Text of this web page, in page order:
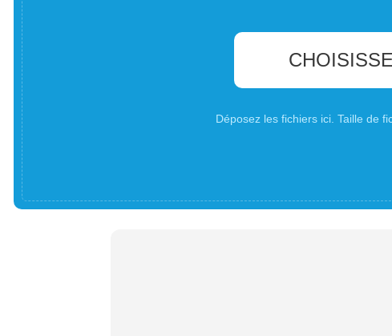
Déposez les fichiers ici. Taille de